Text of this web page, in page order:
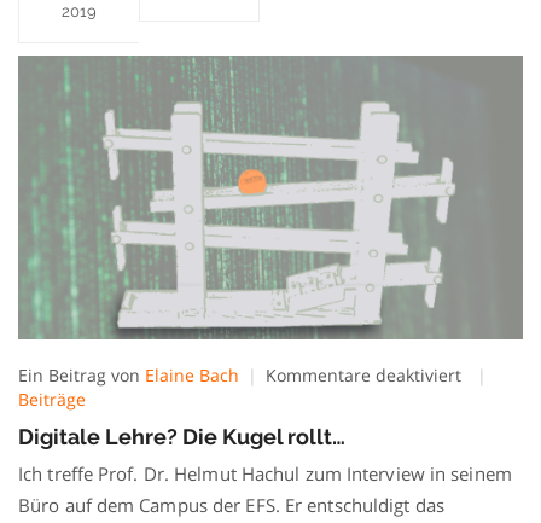
2019
Ein Beitrag von Elaine Bach Kommentare deaktiviertfür
Kugel
Beiträge
Digitale Lehre? Die Kugel rollt…
Ich treffe Prof. Dr. Helmut Hachul zum Interview in seinem
Büro auf dem Campus der EFS. Er entschuldigt das